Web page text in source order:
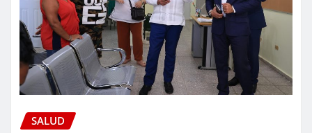
SALUD